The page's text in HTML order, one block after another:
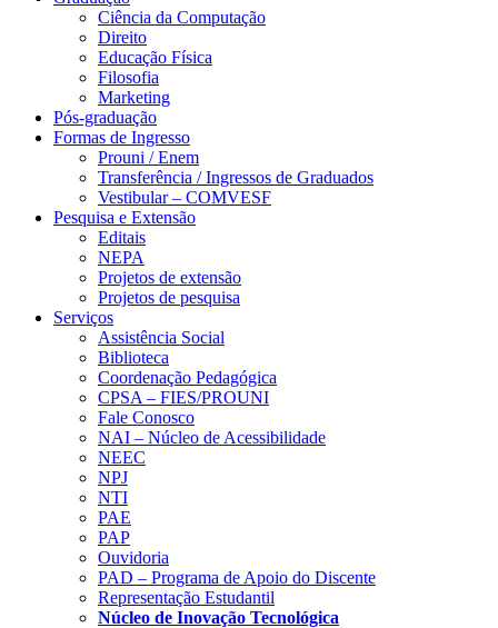
Ciência da Computação
Direito
Educação Física
Filosofia
Marketing
Pós-graduação
Formas de Ingresso
Prouni / Enem
Transferência / Ingressos de Graduados
Vestibular – COMVESF
Pesquisa e Extensão
Editais
NEPA
Projetos de extensão
Projetos de pesquisa
Serviços
Assistência Social
Biblioteca
Coordenação Pedagógica
CPSA – FIES/PROUNI
Fale Conosco
NAI – Núcleo de Acessibilidade
NEEC
NPJ
NTI
PAE
PAP
Ouvidoria
PAD – Programa de Apoio do Discente
Representação Estudantil
Núcleo de Inovação Tecnológica